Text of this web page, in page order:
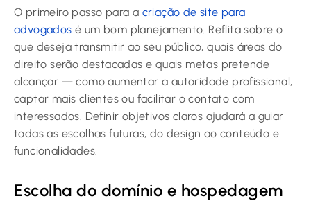
O primeiro passo para a criação de site para
advogados é um bom planejamento. Reflita sobre o
que deseja transmitir ao seu público, quais áreas do
direito serão destacadas e quais metas pretende
alcançar — como aumentar a autoridade profissional,
captar mais clientes ou facilitar o contato com
interessados. Definir objetivos claros ajudará a guiar
todas as escolhas futuras, do design ao conteúdo e
funcionalidades.
Escolha do domínio e hospedagem